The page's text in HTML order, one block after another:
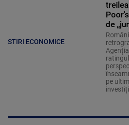
STIRI ECONOMICE
de
pe